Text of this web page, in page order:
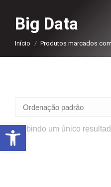
Big Data
Você está aqui:
Início Produtos marcados
Exibindo um único
Abrir a barra